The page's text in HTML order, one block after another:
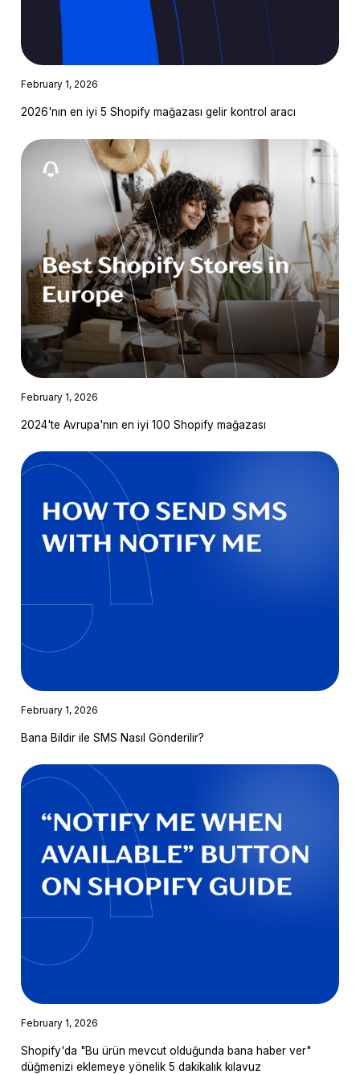
February 1, 2026
2026'nın en iyi 5 Shopify mağazası gelir kontrol aracı
February 1, 2026
2024'te Avrupa'nın en iyi 100 Shopify mağazası
February 1, 2026
Bana Bildir ile SMS Nasıl Gönderilir?
February 1, 2026
Shopify'da "Bu ürün mevcut olduğunda bana haber ver"
düğmenizi eklemeye yönelik 5 dakikalık kılavuz